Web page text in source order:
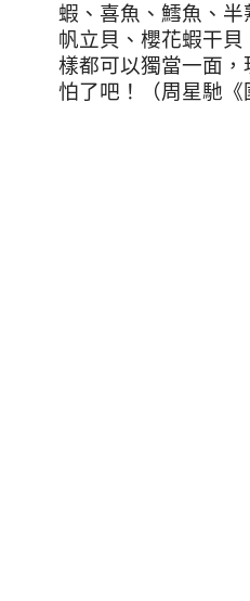
蝦、喜魚、鱈魚、半
帆立貝、櫻花蝦干
樣都可以獨當一面，
怕了吧！（周星馳《